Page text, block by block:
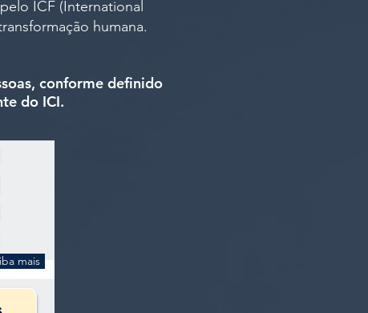
ICF (International
humana.
conforme definido
do ICI.
mais